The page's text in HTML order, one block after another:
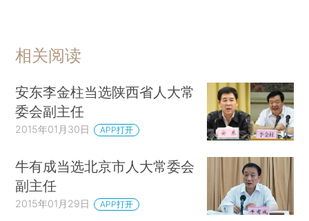
相关阅读
安东李金柱当选陕西省人大常
委会副主任
2015年01月30日 APP打开
牛有成当选北京市人大常委会
副主任
2015年01月29日 APP打开